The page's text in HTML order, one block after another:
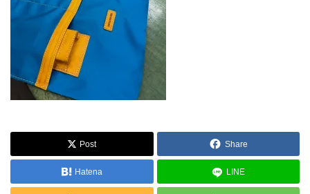
Post Share
Hatena LINE